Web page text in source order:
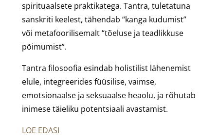
spirituaalsete praktikatega. Tantra, tuletatuna
sanskriti keelest, tähendab “kanga kudumist”
või metafoorilisemalt “tõeluse ja teadlikkuse
põimumist”.
Tantra filosoofia esindab holistilist lähenemist
elule, integreerides füüsilise, vaimse,
emotsionaalse ja seksuaalse heaolu, ja rõhutab
inimese täieliku potentsiaali avastamist.
LOE EDASI